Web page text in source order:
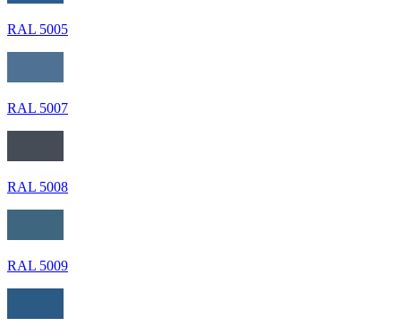
RAL 5005
RAL 5007
RAL 5008
RAL 5009